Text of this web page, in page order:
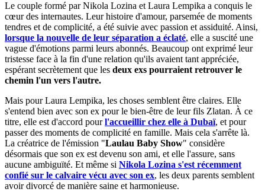
Le couple formé par Nikola Lozina et Laura Lempika a conquis le
cœur des internautes. Leur histoire d'amour, parsemée de moments
tendres et de complicité, a été suivie avec passion et assiduité. Ainsi,
lorsque la nouvelle de leur séparation a éclaté, elle a suscité une
vague d'émotions parmi leurs abonnés. Beaucoup ont exprimé leur
tristesse face à la fin d'une relation qu'ils avaient tant appréciée,
espérant secrètement que les deux exs pourraient retrouver le
chemin l'un vers l'autre.
Mais pour Laura Lempika, les choses semblent être claires. Elle
s'entend bien avec son ex pour le bien-être de leur fils Zlatan. À ce
titre, elle est d'accord pourl'accueillir chez elle à Dubaï, et pour
passer des moments de complicité en famille. Mais cela s'arrête là.
La créatrice de l'émission "Laulau Baby Show" considère
désormais que son ex est devenu son ami, et elle l'assure, sans
aucune ambiguïté. Et même si Nikola Lozina s'est récemment
confié sur le calvaire vécu avec son ex, les deux parents semblent
avoir divorcé de manière saine et harmonieuse.